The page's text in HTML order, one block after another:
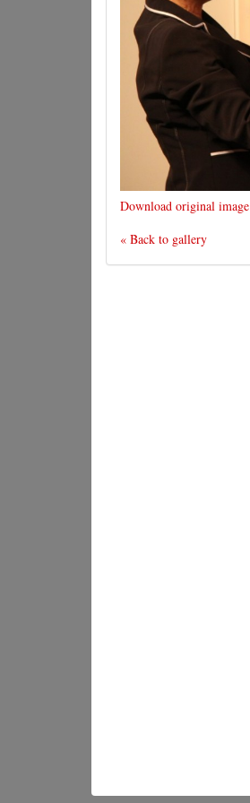
Download original image
« Back to gallery